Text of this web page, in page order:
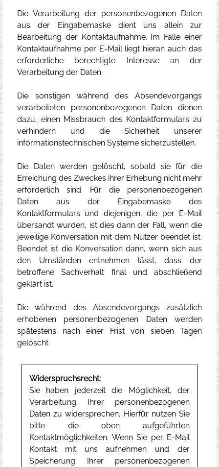
Die Verarbeitung der personenbezogenen Daten
aus der Eingabemaske dient uns allein zur
Bearbeitung der Kontaktaufnahme. Im Falle einer
Kontaktaufnahme per E-Mail liegt hieran auch das
erforderliche berechtigte Interesse an der
Verarbeitung der Daten.
Die sonstigen während des Absendevorgangs
verarbeiteten personenbezogenen Daten dienen
dazu, einen Missbrauch des Kontaktformulars zu
verhindern und die Sicherheit unserer
informationstechnischen Systeme sicherzustellen.
Die Daten werden gelöscht, sobald sie für die
Erreichung des Zweckes ihrer Erhebung nicht mehr
erforderlich sind. Für die personenbezogenen
Daten aus der Eingabemaske des
Kontaktformulars und diejenigen, die per E-Mail
übersandt wurden, ist dies dann der Fall, wenn die
jeweilige Konversation mit dem Nutzer beendet ist.
Beendet ist die Konversation dann, wenn sich aus
den Umständen entnehmen lässt, dass der
betroffene Sachverhalt final und abschließend
geklärt ist.
Die während des Absendevorgangs zusätzlich
erhobenen personenbezogenen Daten werden
spätestens nach einer Frist von sieben Tagen
gelöscht.
Widerspruchsrecht:
Sie haben jederzeit die Möglichkeit, der
Verarbeitung Ihrer personenbezogenen
Daten zu widersprechen. Hierfür nutzen Sie
bitte die oben aufgeführten
Kontaktmöglichkeiten. Wenn Sie per E-Mail
Kontakt mit uns aufnehmen und der
Speicherung Ihrer personenbezogenen